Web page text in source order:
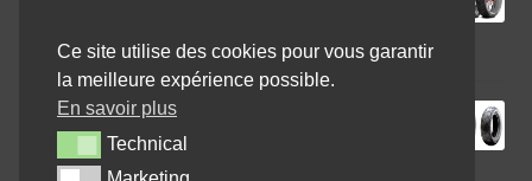
49,09€
Heidenau K 65 OMR 120/90 - 18 71H TL
(avant/arrière)
136,96€
Ce site utilise des cookies pour vous garantir
la meilleure expérience possible.
En savoir plus
TechnicalTechnical